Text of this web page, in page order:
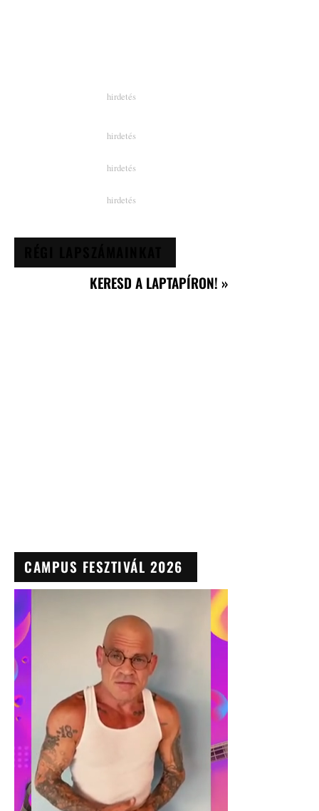
KERESD A LAPTAPÍRON! »
CAMPUS FESZTIVÁL 2026